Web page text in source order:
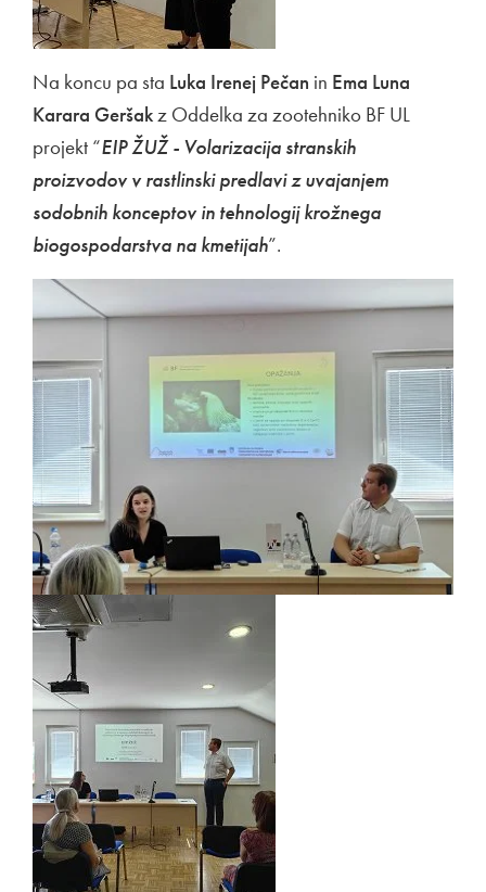
Na koncu pa sta Luka Irenej Pečan in Ema Luna
Karara Geršakz Oddelka za zootehniko BF UL
projekt “EIP ŽUŽ - Volarizacija stranskih
proizvodov v rastlinski predlavi z uvajanjem
sodobnih konceptov in tehnologij krožnega
biogospodarstva na kmetijah”.